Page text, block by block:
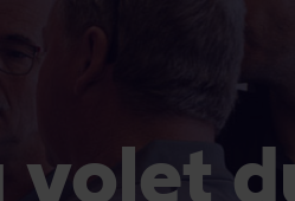
volet